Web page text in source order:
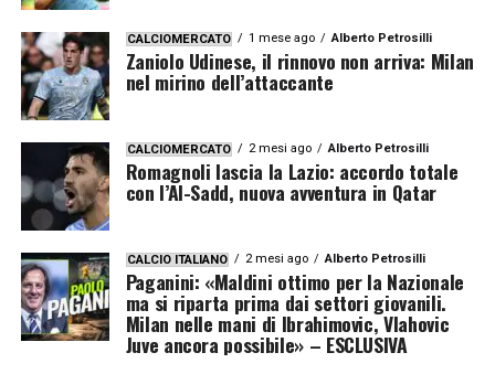
CALCIOMERCATO 1 mese ago Alberto Petrosilli
Zaniolo Udinese, il rinnovo non arriva: Milan
nel mirino dell’attaccante
CALCIOMERCATO 2 mesi ago Alberto Petrosilli
Romagnoli lascia la Lazio: accordo totale
con l’Al-Sadd, nuova avventura in Qatar
CALCIO ITALIANO 2 mesi ago Alberto Petrosilli
Paganini: «Maldini ottimo per la Nazionale
ma si riparta prima dai settori giovanili.
Milan nelle mani di Ibrahimovic, Vlahovic
Juve ancora possibile» – ESCLUSIVA